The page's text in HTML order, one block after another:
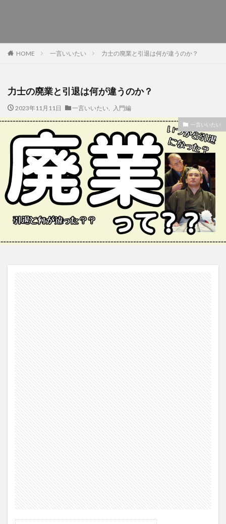
HOME 一言いいたい 力士の廃業と引退は何が違うのか？
力士の廃業と引退は何が違うのか？
2023年11月11日 一言いいたい 入門編
一言いいたい